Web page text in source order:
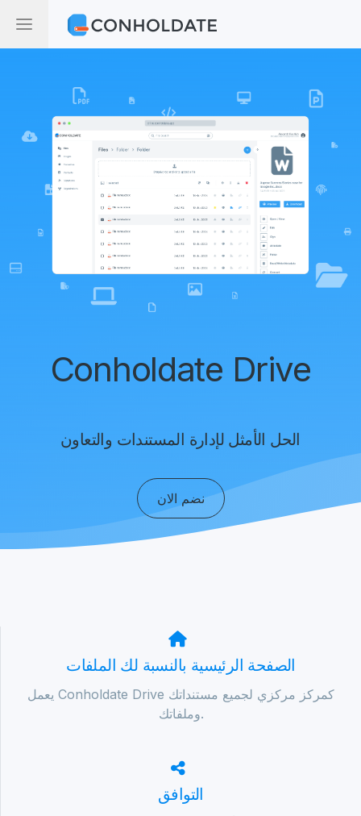
Conholdate Drive
الحل الأمثل لإدارة المستندات والتعاون
نضم الان
الصفحة الرئيسية بالنسبة لك الملفات
يعمل Conholdate Drive كمركز مركزي لجميع مستنداتك
وملفاتك.
التوافق